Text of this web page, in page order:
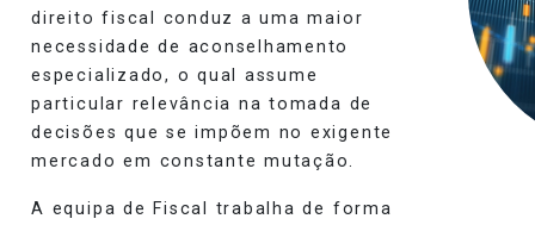
direito fiscal conduz a uma maior
necessidade de aconselhamento
especializado, o qual assume
particular relevância na tomada de
decisões que se impõem no exigente
mercado em constante mutação.
A equipa de Fiscal trabalha de forma